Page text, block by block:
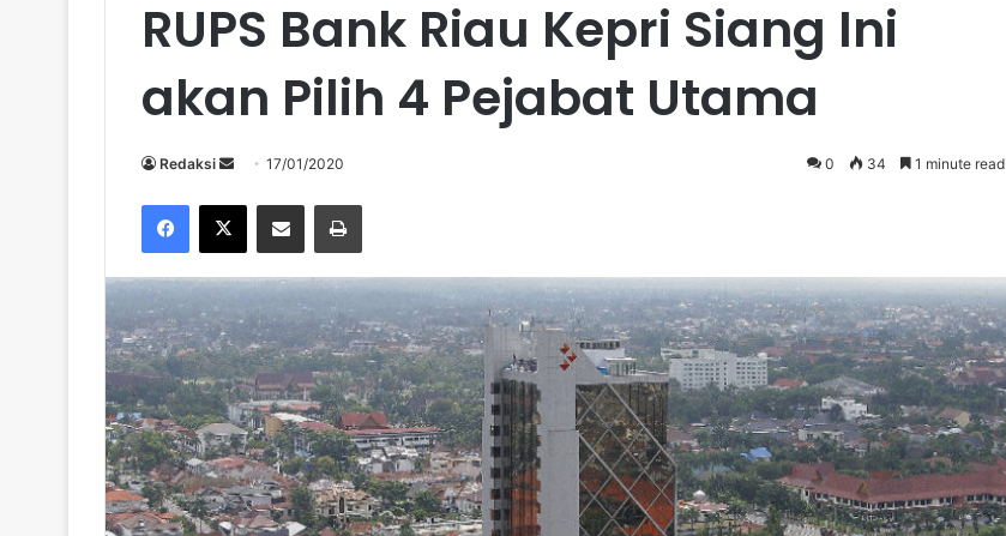
RUPS Bank Riau Kepri Siang Ini
akan Pilih 4 Pejabat Utama
Redaksi
Send17/01/2020 0 34 1 minute read
Facebook
X Share via Email Print